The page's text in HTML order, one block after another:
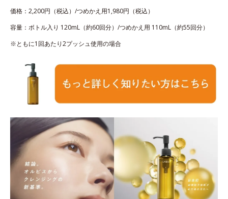
価格：2,200円（税込）/つめかえ用1,980円（税込）
容量：ボトル入り 120mL（約60回分）/つめかえ用 110mL（約55回分）
※ともに1回あたり2プッシュ使用の場合